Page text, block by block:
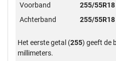
Voorband
255/55R18
Achterband
255/55R18
Het eerste getal (255) geeft de
millimeters.